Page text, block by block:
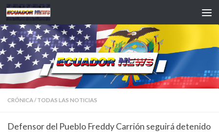
Saltar al contenido
CRÓNICA/ TODAS LAS NOTICIAS
Defensor del Pueblo Freddy Carrión seguirá detenido